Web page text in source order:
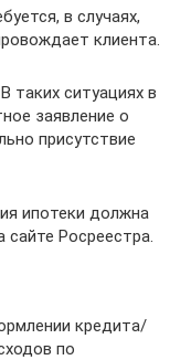
в случаях,
клиента.
таких ситуациях в
заявление о
присутствие
ипотеки должна
Росреестра.
кредита/
по